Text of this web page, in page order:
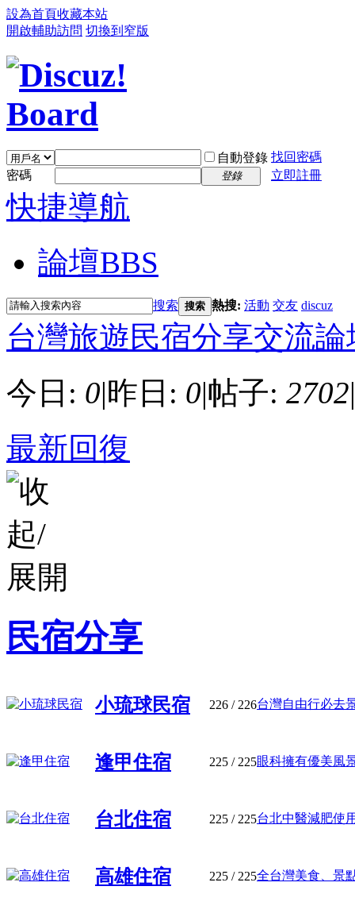
設為首頁收藏本站
開啟輔助訪問 切換到窄版
自動登錄 找回密碼
密碼
登錄 立即註冊
快捷導航
論壇BBS
搜索 搜索 熱搜: 活動 交友 discuz
台灣旅遊民宿分享交流論
今日: 0|昨日: 0|帖子: 2702|
最新回復
民宿分享
小琉球民宿 226 / 226台灣自由行必去
逢甲住宿 225 / 225眼科擁有優美風
台北住宿 225 / 225台北中醫減肥使
高雄住宿 225 / 225全台灣美食、景